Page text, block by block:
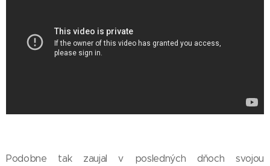
Podobne tak zaujal v posledných dňoch svojou